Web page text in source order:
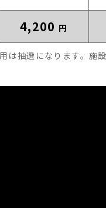
4,200 円
は抽選になります。施